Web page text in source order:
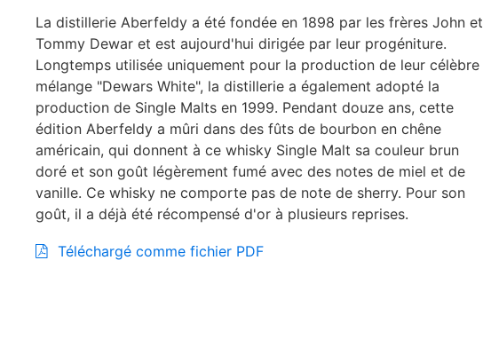
La distillerie Aberfeldy a été fondée en 1898 par les frères John et
Tommy Dewar et est aujourd'hui dirigée par leur progéniture.
Longtemps utilisée uniquement pour la production de leur célèbre
mélange "Dewars White", la distillerie a également adopté la
production de Single Malts en 1999. Pendant douze ans, cette
édition Aberfeldy a mûri dans des fûts de bourbon en chêne
américain, qui donnent à ce whisky Single Malt sa couleur brun
doré et son goût légèrement fumé avec des notes de miel et de
vanille. Ce whisky ne comporte pas de note de sherry. Pour son
goût, il a déjà été récompensé d'or à plusieurs reprises.
Téléchargé comme fichier PDF